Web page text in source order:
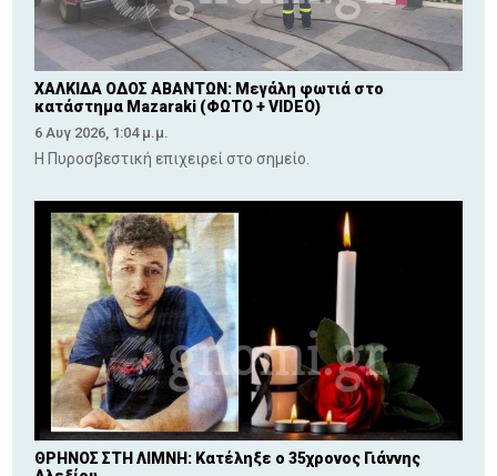
ΧΑΛΚΙΔΑ ΟΔΟΣ ΑΒΑΝΤΩΝ: Μεγάλη φωτιά στο
κατάστημα Mazaraki (ΦΩΤΟ + VIDEO)
6 Αυγ 2026, 1:04 μ.μ.
Η Πυροσβεστική επιχειρεί στο σημείο.
ΘΡΗΝΟΣ ΣΤΗ ΛΙΜΝΗ: Κατέληξε ο 35χρονος Γιάννης